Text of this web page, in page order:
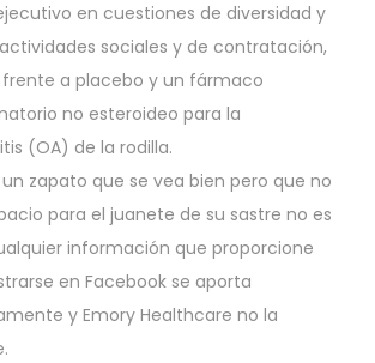
en cuestiones de diversidad y
sociales y de contratación,
a placebo y un fármaco
no esteroideo para la
(OA) de la rodilla.
zapato que se vea bien pero que no
para el juanete de su sastre no es
información que proporcione
en Facebook se aporta
y Emory Healthcare no la